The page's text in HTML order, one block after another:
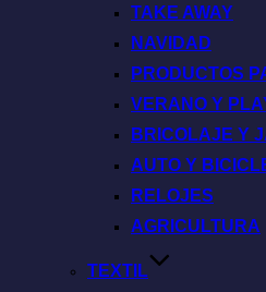
TAKE AWAY
NAVIDAD
PRODUCTOS
VERANO Y
BRICOLAJE Y
AUTO Y
RELOJES
AGRICULTURA
TEXTIL